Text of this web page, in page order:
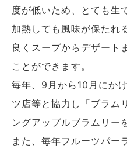
度が低いため、とても生
加熱しても風味が保たれ
良くスープからデザート
ことができます。
毎年、9月から10月にか
ツ店等と協力し「ブラム
ングアップルブラムリー
また、毎年フルーツパー